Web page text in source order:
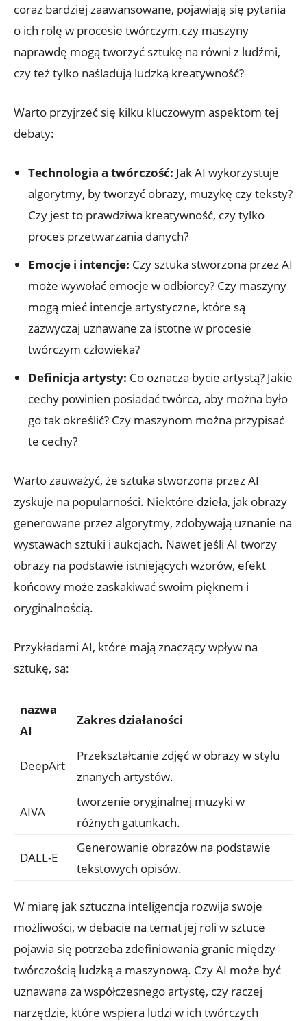
coraz bardziej zaawansowane, pojawiają się pytania
o ich rolę w procesie twórczym.czy maszyny
naprawdę mogą tworzyć sztukę na równi z ludźmi,
czy też tylko naśladują ludzką kreatywność?
Warto przyjrzeć się kilku kluczowym aspektom tej
debaty:
Technologia a twórczość: Jak AI wykorzystuje
algorytmy, by tworzyć obrazy, muzykę czy teksty?
Czy jest to prawdziwa kreatywność, czy tylko
proces przetwarzania danych?
Emocje i intencje: Czy sztuka stworzona przez AI
może wywołać emocje w odbiorcy? Czy maszyny
mogą mieć intencje artystyczne, które są
zazwyczaj uznawane za istotne w procesie
twórczym człowieka?
Definicja artysty: Co oznacza bycie artystą? Jakie
cechy powinien posiadać twórca, aby można było
go tak określić? Czy maszynom można przypisać
te cechy?
Warto zauważyć, że sztuka stworzona przez AI
zyskuje na popularności. Niektóre dzieła, jak obrazy
generowane przez algorytmy, zdobywają uznanie na
wystawach sztuki i aukcjach. Nawet jeśli AI tworzy
obrazy na podstawie istniejących wzorów, efekt
końcowy może zaskakiwać swoim pięknem i
oryginalnością.
Przykładami AI, które mają znaczący wpływ na
sztukę, są:
nazwa
AI
Zakres działaności
DeepArt
Przekształcanie zdjęć w obrazy w stylu
znanych artystów.
AIVA
tworzenie oryginalnej muzyki w
różnych gatunkach.
DALL-E
Generowanie obrazów na podstawie
tekstowych opisów.
W miarę jak sztuczna inteligencja rozwija swoje
możliwości, w debacie na temat jej roli w sztuce
pojawia się potrzeba zdefiniowania granic między
twórczością ludzką a maszynową. Czy AI może być
uznawana za współczesnego artystę, czy raczej
narzędzie, które wspiera ludzi w ich twórczych